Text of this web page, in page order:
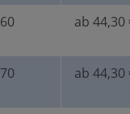
ab 44,30
ab 44,30